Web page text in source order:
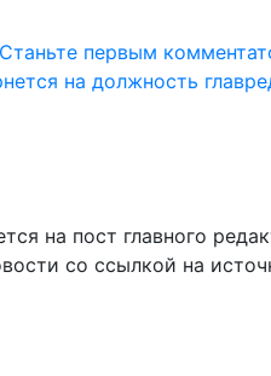
Станьте первым
на пост главного
со ссылкой на